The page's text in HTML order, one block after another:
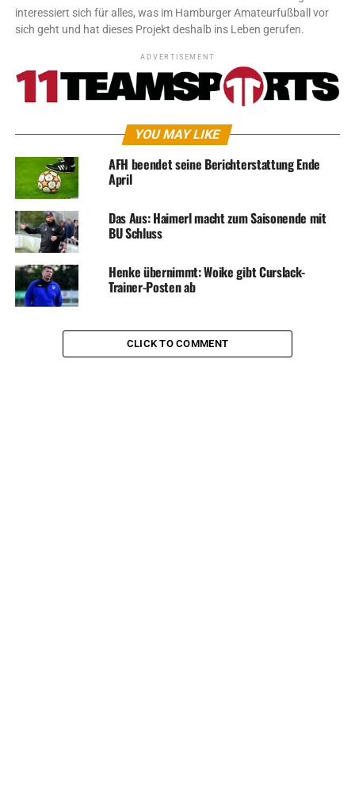
interessiert sich für alles, was im Hamburger Amateurfußball vor
sich geht und hat dieses Projekt deshalb ins Leben gerufen.
ADVERTISEMENT
YOU MAY LIKE
AFH beendet seine Berichterstattung Ende
April
Das Aus: Haimerl macht zum Saisonende mit
BU Schluss
Henke übernimmt: Woike gibt Curslack-
Trainer-Posten ab
CLICK TO COMMENT